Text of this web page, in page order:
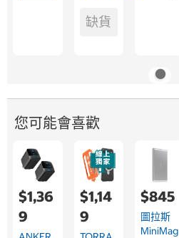
缺貨
您可能會喜歡
$1,36
9
$1,14
9
$845
圖拉斯
MiniMag